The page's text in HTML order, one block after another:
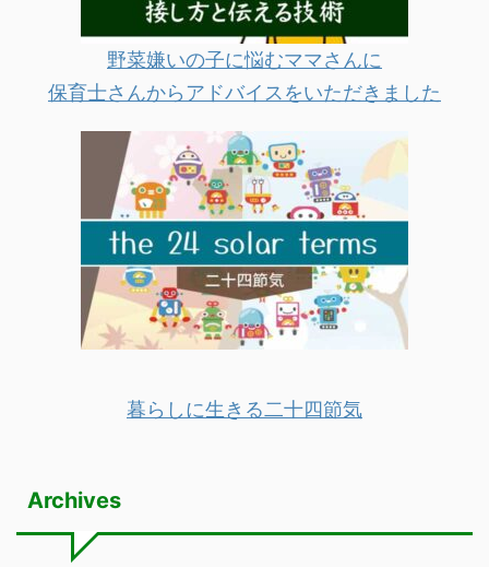
野菜嫌いの子に悩むママさんに
保育士さんからアドバイスをいただきました
暮らしに生きる二十四節気
Archives